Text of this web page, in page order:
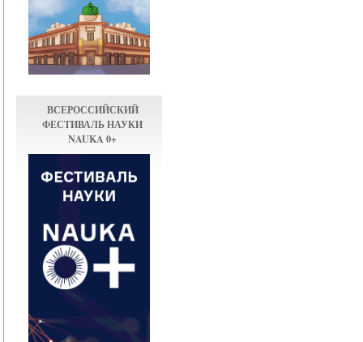
ВСЕРОССИЙСКИЙ
ФЕСТИВАЛЬ НАУКИ
NAUKA 0+